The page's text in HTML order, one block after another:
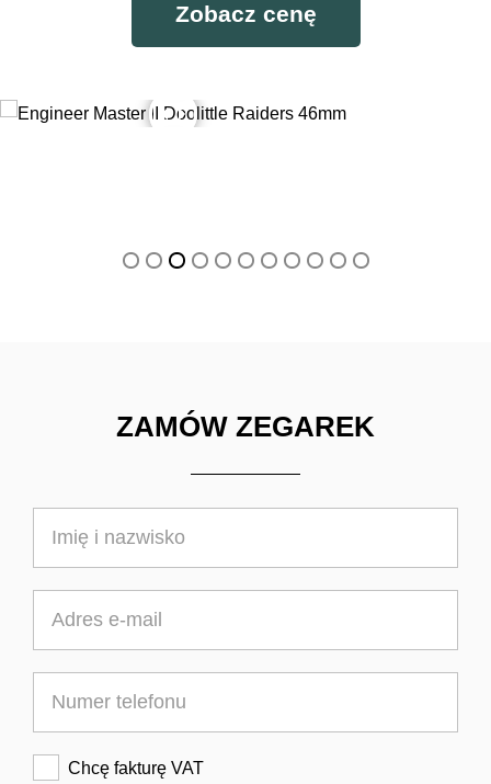
Zobacz cenę
ZAMÓW ZEGAREK
Chcę fakturę VAT